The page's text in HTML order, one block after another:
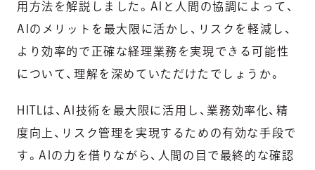
用方法を解説しました。AIと人間の協調によって、
AIのメリットを最大限に活かし、リスクを軽減し、
より効率的で正確な経理業務を実現できる可能性
について、理解を深めていただけたでしょうか。
HITLは、AI技術を最大限に活用し、業務効率化、精
度向上、リスク管理を実現するための有効な手段で
す。AIの力を借りながら、人間の目で最終的な確認